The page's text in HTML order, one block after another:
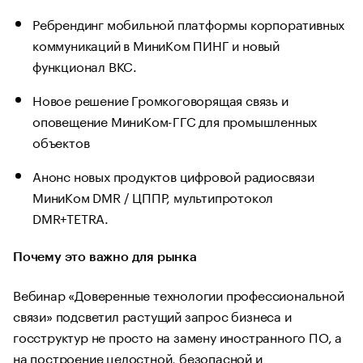
Ребрендинг мобильной платформы корпоративных
коммуникаций в МиниКом ПИНГ и новый
функционал ВКС.
Новое решение Громкоговорящая связь и
оповещение МиниКом-ГГС для промышленных
объектов
Анонс новых продуктов цифровой радиосвязи
МиниКом DMR / ЦППР, мультипротокол
DMR+TETRA.
Почему это важно для рынка
Вебинар «Доверенные технологии профессиональной
связи» подсветил растущий запрос бизнеса и
госструктур не просто на замену иностранного ПО, а
на построение целостной, безопасной и